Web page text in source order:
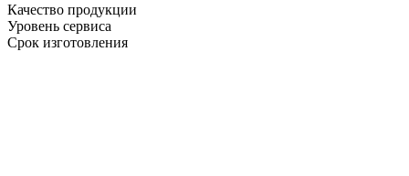
Качество продукции
Уровень сервиса
Срок изготовления